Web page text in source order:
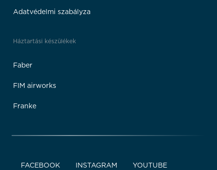
Adatvédelmi szabályza
Háztartási készülékek
Faber
FIM airworks
Franke
FACEBOOK INSTAGRAM YOUTUBE